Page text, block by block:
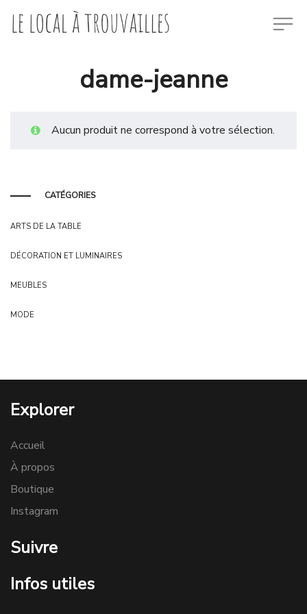
dame-jeanne
Aucun produit ne correspond à votre sélection.
CATÉGORIES
ARTS DE LA TABLE
DÉCORATION ET LUMINAIRES
MEUBLES
MODE
Explorer
Accueil
À propos
Boutique
Instagram
Suivre
Infos utiles